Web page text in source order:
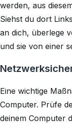
werden, aus
Siehst du dort
an dich, überlege
und sie von einer
Eine wichtige
Computer. Prüfe
deinem Computer